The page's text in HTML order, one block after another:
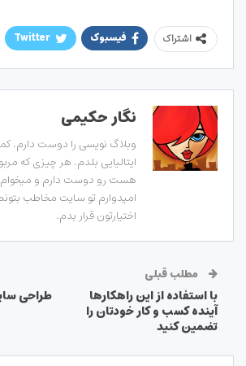
اشتراک فیسبوک Twitter
نگار حکیمی
وبلاگ نویسی را دوست دارم.
ایتالیایی بلدم. هر چیزی که
هست رو دوست دارم و
امیدوارم تو سایت مخاطب
اختیارتون قرار بدم.
مطلب قبلی
با استفاده از این راهکارها
آینده کسب و کار خودتان را
تضمین کنید
طراحی